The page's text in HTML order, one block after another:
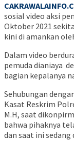
sosial video aksi
Oktober 2021
kini di amankan
Dalam video
pemuda dianiaya
bagian kepalanya
Sehubungan
Kasat Reskrim
M.H, saat
bahwa pihaknya
dan saat ini